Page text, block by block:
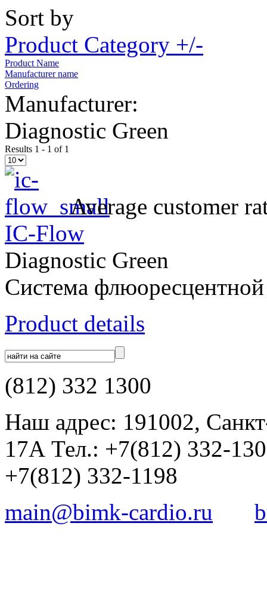
Sort by
Product Category +/-
Product Name
Manufacturer name
Ordering
Manufacturer:
Diagnostic Green
Results 1 - 1 of 1
Average customer
IC-Flow
Diagnostic Green
Система
Product details
(812) 332 1300
Наш адрес: 191002,
17А Тел.: +7(812) 332-
+7(812) 332-1198
main@bimk-cardio.ru